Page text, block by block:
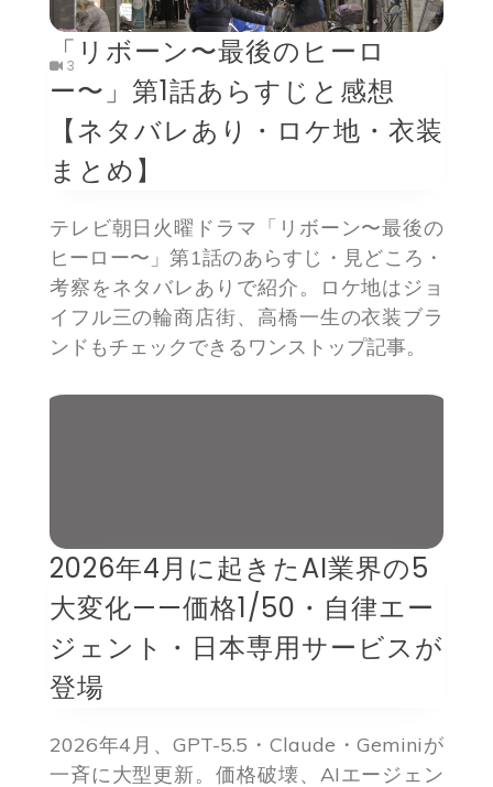
3
「リボーン〜最後のヒーロ
ー〜」第1話あらすじと感想
【ネタバレあり・ロケ地・衣装
まとめ】
テレビ朝日火曜ドラマ「リボーン〜最後の
ヒーロー〜」第1話のあらすじ・見どころ・
考察をネタバレありで紹介。ロケ地はジョ
イフル三の輪商店街、高橋一生の衣装ブラ
ンドもチェックできるワンストップ記事。
2026年4月に起きたAI業界の5
大変化——価格1/50・自律エー
ジェント・日本専用サービスが
登場
2026年4月、GPT-5.5・Claude・Geminiが
一斉に大型更新。価格破壊、AIエージェン